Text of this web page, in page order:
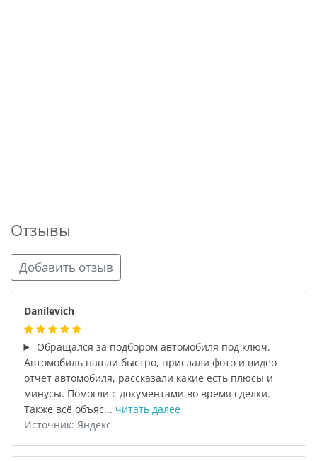
Отзывы
Добавить отзыв
Danilevich
Обращался за подбором автомобиля под ключ.
Автомобиль нашли быстро, прислали фото и видео
отчет автомобиля, рассказали какие есть плюсы и
минусы. Помогли с документами во время сделки.
Также всё объяс... читать далее
Источник: Яндекс